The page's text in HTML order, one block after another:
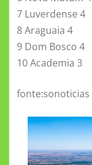
7 Luverdense 4
8 Araguaia 4
9 Dom Bosco 4
10 Academia 3
fonte:sonoticias